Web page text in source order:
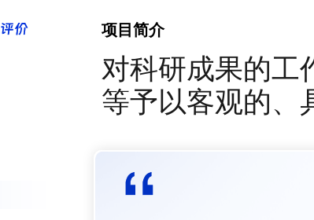
项目简介
对科研成果的工
等予以客观的、